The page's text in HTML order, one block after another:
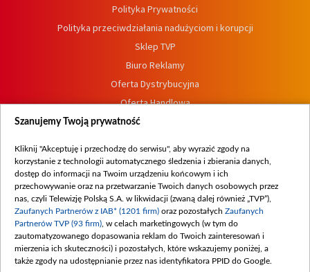
Polityka Prywatności
Polityka przeciwdziałania nadużyciom i korupcji
Sklep TVP
Biuro Reklamy
Oferta Dystrybucyjna
Oferta Handlowa
Dostępność
Procedura zgłoszeń wewnętrznych
Szanujemy Twoją prywatność
Kliknij "Akceptuję i przechodzę do serwisu", aby wyrazić zgody na
korzystanie z technologii automatycznego śledzenia i zbierania danych,
dostęp do informacji na Twoim urządzeniu końcowym i ich
przechowywanie oraz na przetwarzanie Twoich danych osobowych przez
nas, czyli Telewizję Polską S.A. w likwidacji (zwaną dalej również „TVP”),
Zaufanych Partnerów z IAB* (1201 firm) oraz pozostałych Zaufanych
Partnerów TVP (93 firm) , w celach marketingowych (w tym do
zautomatyzowanego dopasowania reklam do Twoich zainteresowań i
mierzenia ich skuteczności) i pozostałych, które wskazujemy poniżej, a
także zgody na udostępnianie przez nas identyfikatora PPID do Google.